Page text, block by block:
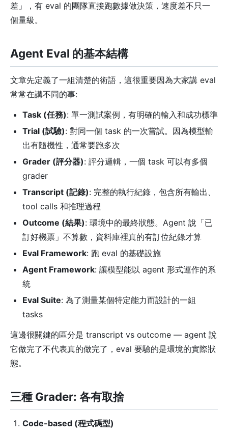
差」，有 eval 的團隊直接跑數據做決策，速度差不只一
個量級。
Agent Eval 的基本結構
文章先定義了一組清楚的術語，這很重要因為大家講 eval
常常在講不同的事:
Task (任務): 單一測試案例，有明確的輸入和成功標準
Trial (試驗): 對同一個 task 的一次嘗試。因為模型輸
出有隨機性，通常要跑多次
Grader (評分器): 評分邏輯，一個 task 可以有多個
grader
Transcript (記錄): 完整的執行紀錄，包含所有輸出、
tool calls 和推理過程
Outcome (結果): 環境中的最終狀態。Agent 說「已
訂好機票」不算數，資料庫裡真的有訂位紀錄才算
Eval Framework: 跑 eval 的基礎設施
Agent Framework: 讓模型能以 agent 形式運作的系
統
Eval Suite: 為了測量某個特定能力而設計的一組
tasks
這邊很關鍵的區分是 transcript vs outcome — agent 說
它做完了不代表真的做完了，eval 要驗的是環境的實際狀
態。
三種 Grader: 各有取捨
Code-based (程式碼型)